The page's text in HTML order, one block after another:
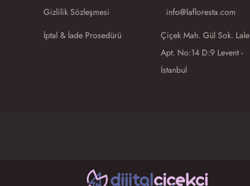
Gizlilik Sözleşmesi
İptal & İade Prosedürü
info@lafloresta.com
Çiçek Mah. Gül Sok. Lale
Apt. No:14 D:9 Levent -
İstanbul